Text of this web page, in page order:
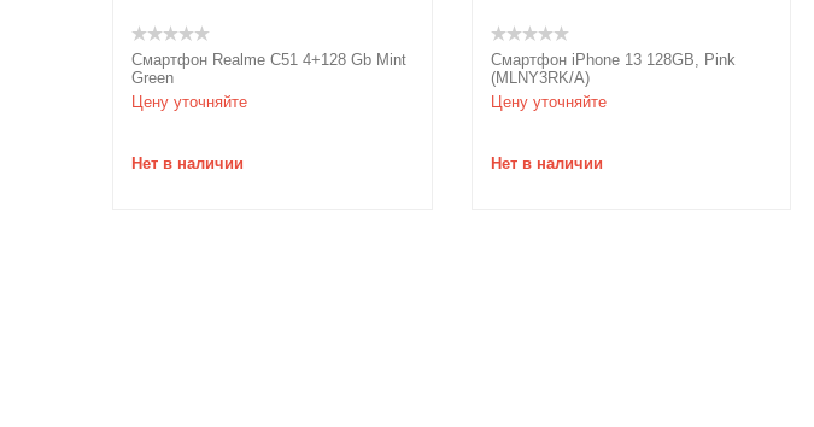
Смартфон Realme C51 4+128 Gb Mint
Green
Цену уточняйте
Нет в наличии
Смартфон iPhone 13 128GB, Pink
(MLNY3RK/A)
Цену уточняйте
Нет в наличии